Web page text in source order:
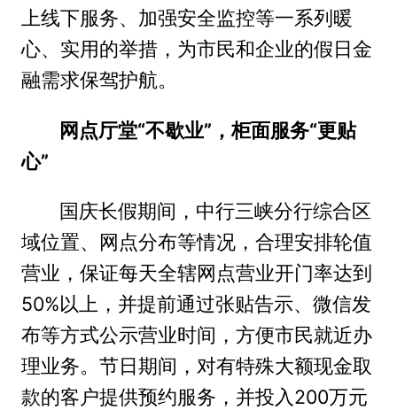
上线下服务、加强安全监控等一系列暖
心、实用的举措，为市民和企业的假日金
融需求保驾护航。
网点厅堂“不歇业”，柜面服务“更贴
心”
国庆长假期间，中行三峡分行综合区
域位置、网点分布等情况，合理安排轮值
营业，保证每天全辖网点营业开门率达到
50%以上，并提前通过张贴告示、微信发
布等方式公示营业时间，方便市民就近办
理业务。节日期间，对有特殊大额现金取
款的客户提供预约服务，并投入200万元